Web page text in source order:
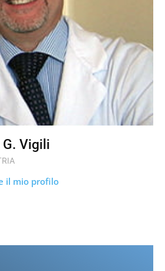
Vigili
il mio profilo